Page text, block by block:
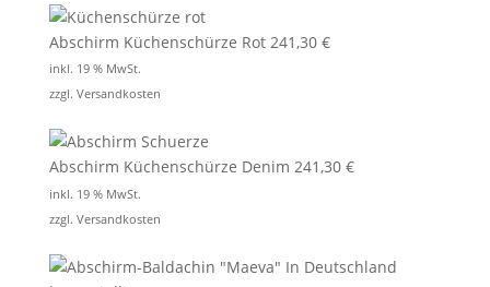
Abschirm Küchenschürze Rot 241,30 €
inkl. 19 % MwSt.
zzgl. Versandkosten
Abschirm Küchenschürze Denim 241,30 €
inkl. 19 % MwSt.
zzgl. Versandkosten